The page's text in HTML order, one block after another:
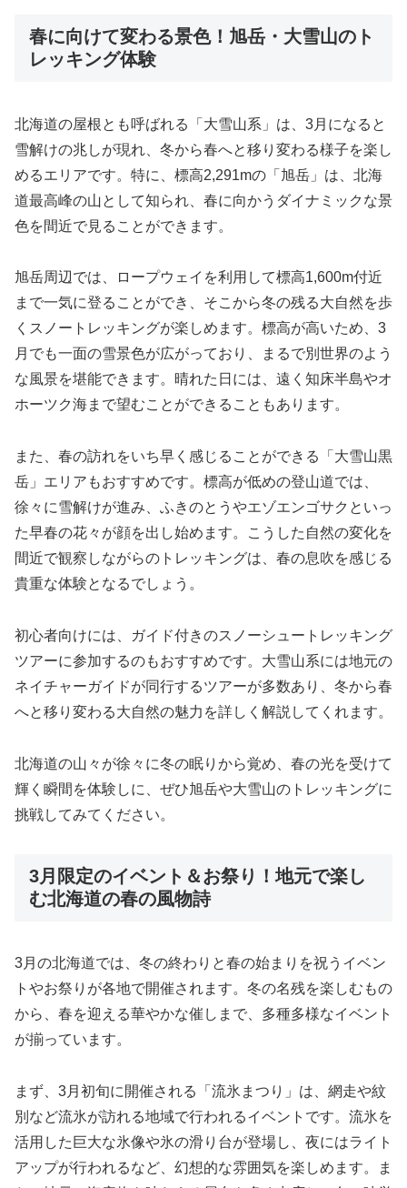
春に向けて変わる景色！旭岳・大雪山のト
レッキング体験
北海道の屋根とも呼ばれる「大雪山系」は、3月になると
雪解けの兆しが現れ、冬から春へと移り変わる様子を楽し
めるエリアです。特に、標高2,291mの「旭岳」は、北海
道最高峰の山として知られ、春に向かうダイナミックな景
色を間近で見ることができます。
旭岳周辺では、ロープウェイを利用して標高1,600m付近
まで一気に登ることができ、そこから冬の残る大自然を歩
くスノートレッキングが楽しめます。標高が高いため、3
月でも一面の雪景色が広がっており、まるで別世界のよう
な風景を堪能できます。晴れた日には、遠く知床半島やオ
ホーツク海まで望むことができることもあります。
また、春の訪れをいち早く感じることができる「大雪山黒
岳」エリアもおすすめです。標高が低めの登山道では、
徐々に雪解けが進み、ふきのとうやエゾエンゴサクといっ
た早春の花々が顔を出し始めます。こうした自然の変化を
間近で観察しながらのトレッキングは、春の息吹を感じる
貴重な体験となるでしょう。
初心者向けには、ガイド付きのスノーシュートレッキング
ツアーに参加するのもおすすめです。大雪山系には地元の
ネイチャーガイドが同行するツアーが多数あり、冬から春
へと移り変わる大自然の魅力を詳しく解説してくれます。
北海道の山々が徐々に冬の眠りから覚め、春の光を受けて
輝く瞬間を体験しに、ぜひ旭岳や大雪山のトレッキングに
挑戦してみてください。
3月限定のイベント＆お祭り！地元で楽し
む北海道の春の風物詩
3月の北海道では、冬の終わりと春の始まりを祝うイベン
トやお祭りが各地で開催されます。冬の名残を楽しむもの
から、春を迎える華やかな催しまで、多種多様なイベント
が揃っています。
まず、3月初旬に開催される「流氷まつり」は、網走や紋
別など流氷が訪れる地域で行われるイベントです。流氷を
活用した巨大な氷像や氷の滑り台が登場し、夜にはライト
アップが行われるなど、幻想的な雰囲気を楽しめます。ま